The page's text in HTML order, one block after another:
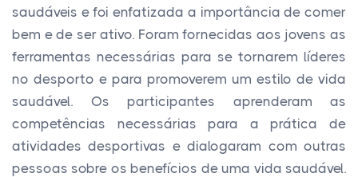
saudáveis e foi enfatizada a importância de comer
bem e de ser ativo. Foram fornecidas aos jovens as
ferramentas necessárias para se tornarem líderes
no desporto e para promoverem um estilo de vida
saudável. Os participantes aprenderam as
competências necessárias para a prática de
atividades desportivas e dialogaram com outras
pessoas sobre os benefícios de uma vida saudável.